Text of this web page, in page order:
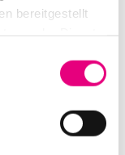
bereitgestellt